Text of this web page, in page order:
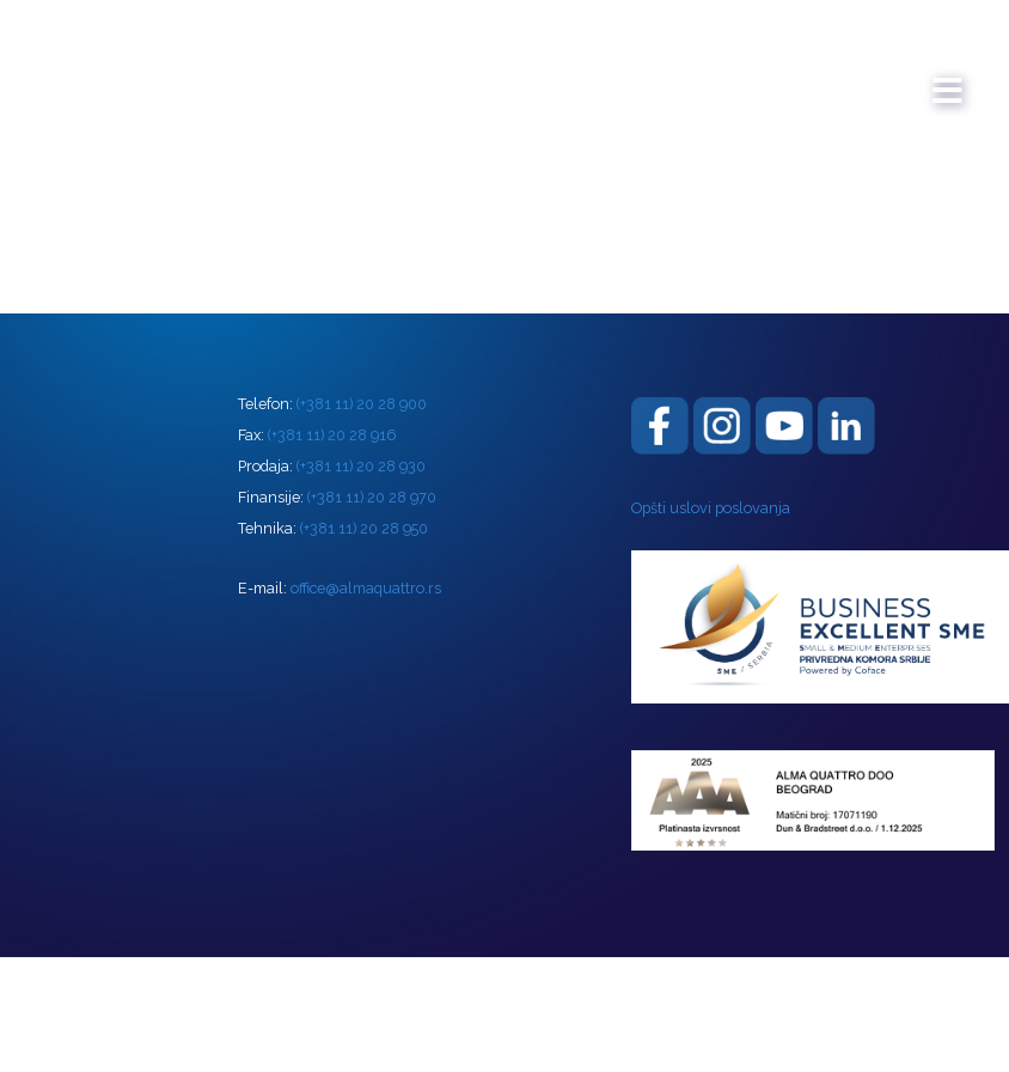
Telefon: (+381 11) 20 28 900
Fax: (+381 11) 20 28 916
Prodaja: (+381 11) 20 28 930
Finansije: (+381 11) 20 28 970
Tehnika: (+381 11) 20 28 950
E-mail: office@almaquattro.rs
Opšti uslovi poslovanja